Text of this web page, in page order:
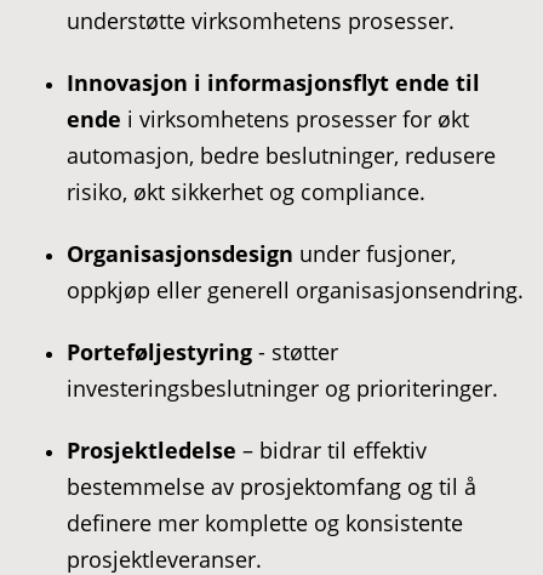
understøtte virksomhetens prosesser.
Innovasjon i informasjonsflyt ende til
ende i virksomhetens prosesser for økt
automasjon, bedre beslutninger, redusere
risiko, økt sikkerhet og compliance.
Organisasjonsdesign under fusjoner,
oppkjøp eller generell organisasjonsendring.
Porteføljestyring - støtter
investeringsbeslutninger og prioriteringer.
Prosjektledelse – bidrar til effektiv
bestemmelse av prosjektomfang og til å
definere mer komplette og konsistente
prosjektleveranser.